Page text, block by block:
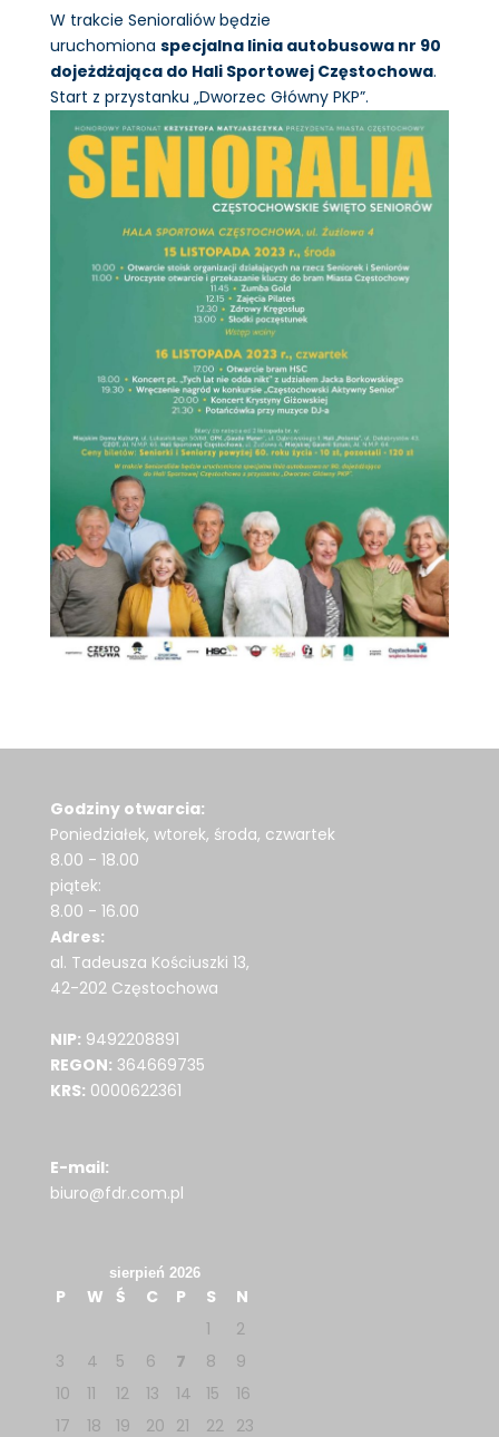
W trakcie Senioraliów będzie
uruchomiona specjalna linia autobusowa nr 90
dojeżdżająca do Hali Sportowej Częstochowa.
Start z przystanku „Dworzec Główny PKP”.
Godziny otwarcia:
Poniedziałek, wtorek, środa, czwartek
8.00 - 18.00
piątek:
8.00 - 16.00
Adres:
al. Tadeusza Kościuszki 13,
42-202 Częstochowa
NIP: 9492208891
REGON: 364669735
KRS: 0000622361
E-mail:
biuro@fdr.com.pl
sierpień 2026
P W Ś C P S
N
1
2
3
4 5 6 7 8
9
10
11 12 13 14 15
16
17
18 19 20 21 22 23